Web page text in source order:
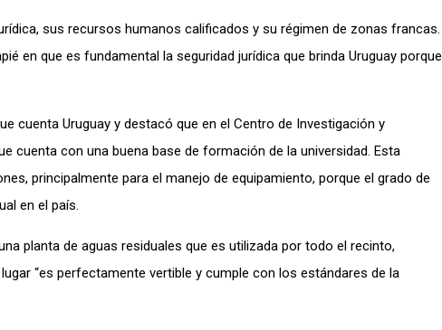
sus recursos humanos calificados y su régimen de zonas francas.
en que es fundamental la seguridad jurídica que brinda Uruguay porque
cuenta Uruguay y destacó que en el Centro de Investigación y
cuenta con una buena base de formación de la universidad. Esta
principalmente para el manejo de equipamiento, porque el grado de
en el país.
planta de aguas residuales que es utilizada por todo el recinto,
“es perfectamente vertible y cumple con los estándares de la